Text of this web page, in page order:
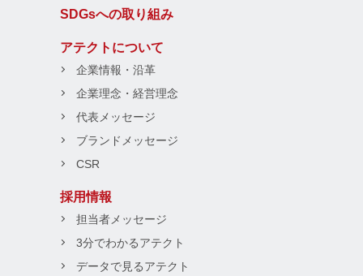
SDGsへの取り組み
アテクトについて
企業情報・沿革
企業理念・経営理念
代表メッセージ
ブランドメッセージ
CSR
採用情報
担当者メッセージ
3分でわかるアテクト
データで見るアテクト